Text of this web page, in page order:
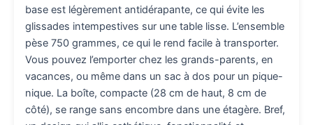
base est légèrement antidérapante, ce qui évite les
glissades intempestives sur une table lisse. L’ensemble
pèse 750 grammes, ce qui le rend facile à transporter.
Vous pouvez l’emporter chez les grands-parents, en
vacances, ou même dans un sac à dos pour un pique-
nique. La boîte, compacte (28 cm de haut, 8 cm de
côté), se range sans encombre dans une étagère. Bref,